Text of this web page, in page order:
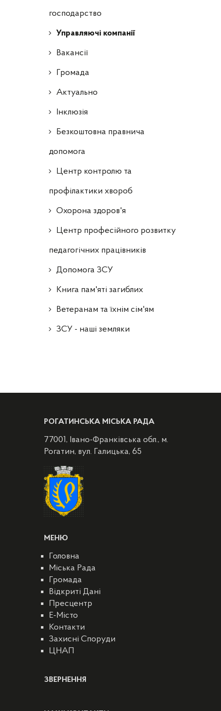
господарство
Управляючі компанії
Ваканcії
Громада
Актуально
Інклюзія
Безкоштовна правнича
допомога
Центр контролю та
профілактики хвороб
Охорона здоров'я
Центр професійного розвитку
педагогічних працівників
Допомога ЗСУ
Книга пам'яті загиблих
Ветеранам та їхнім сім'ям
ЗСУ - наші земляки
РОГАТИНСЬКА МІСЬКА РАДА
77001, Івано-Франківська обл., м.
Рогатин, вул. Галицька, 65
МЕНЮ
Головна
Міська Рада
Громада
Відкриті Дані
Пресцентр
E-Місто
Контакти
Захисні Споруди
ЦНАП
ЗВЕРНЕННЯ